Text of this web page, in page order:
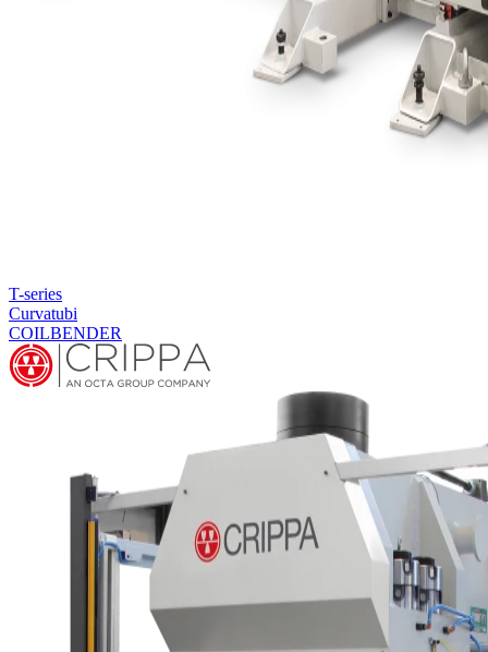
T-series
Curvatubi
COILBENDER